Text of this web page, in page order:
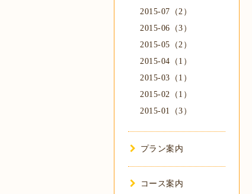
2015-07（2）
2015-06（3）
2015-05（2）
2015-04（1）
2015-03（1）
2015-02（1）
2015-01（3）
プラン案内
コース案内